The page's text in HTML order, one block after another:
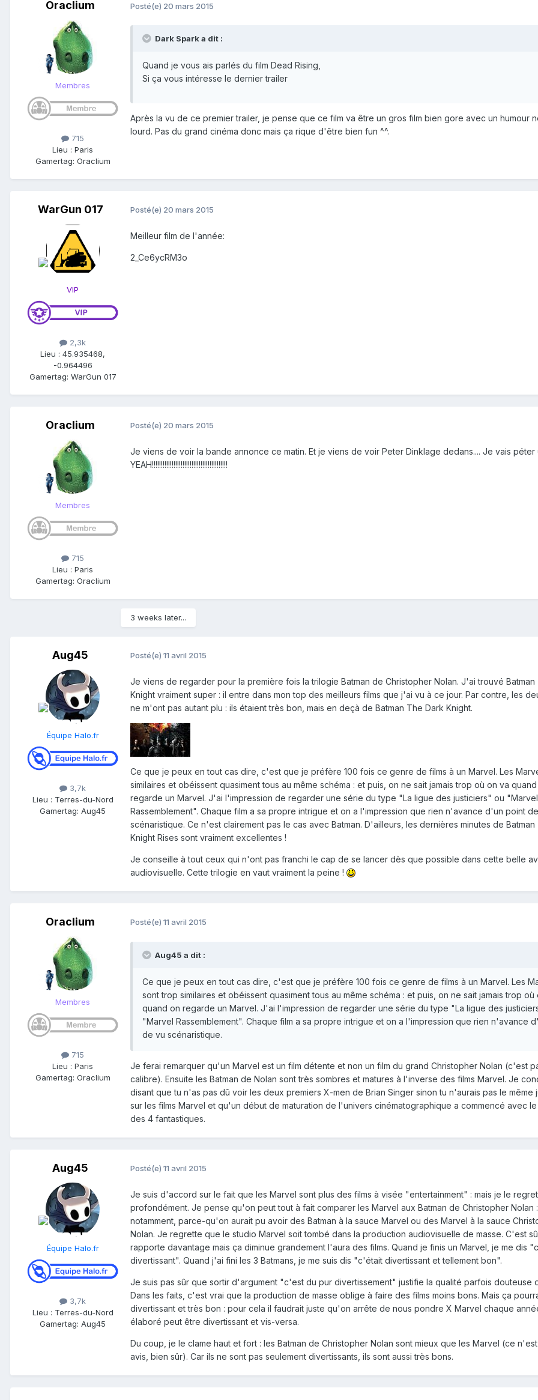
Oraclium
Membres
715
Lieu : Paris
Gamertag: Oraclium
Posté(e) 20 mars 2015
Dark Spark a dit :
Quand je vous ais parlés du film Dead Rising,
Si ça vous intéresse le dernier trailer
Après la vu de ce premier trailer, je pense que ce film va être un gros film bien gore avec un humour
lourd. Pas du grand cinéma donc mais ça rique d'être bien fun ^^.
WarGun 017
VIP
2,3k
Lieu : 45.935468,
-0.964496
Gamertag: WarGun 017
Posté(e) 20 mars 2015
Meilleur film de l'année:
2_Ce6ycRM3o
Oraclium
Membres
715
Lieu : Paris
Gamertag: Oraclium
Posté(e) 20 mars 2015
Je viens de voir la bande annonce ce matin. Et je viens de voir Peter Dinklage dedans.... Je vais péter
YEAH!!!!!!!!!!!!!!!!!!!!!!!!!!!!!!!!!!!!!!!!!!
3 weeks later...
Aug45
Équipe Halo.fr
3,7k
Lieu : Terres-du-Nord
Gamertag: Aug45
Posté(e) 11 avril 2015
Je viens de regarder pour la première fois la trilogie Batman de Christopher Nolan. J'ai trouvé Batman
Knight vraiment super : il entre dans mon top des meilleurs films que j'ai vu à ce jour. Par contre, les
ne m'ont pas autant plu : ils étaient très bon, mais en deçà de Batman The Dark Knight.
Ce que je peux en tout cas dire, c'est que je préfère 100 fois ce genre de films à un Marvel. Les
similaires et obéissent quasiment tous au même schéma : et puis, on ne sait jamais trop où on va
regarde un Marvel. J'ai l'impression de regarder une série du type "La ligue des justiciers" ou "Marvel
Rassemblement". Chaque film a sa propre intrigue et on a l'impression que rien n'avance d'un point
scénaristique. Ce n'est clairement pas le cas avec Batman. D'ailleurs, les dernières minutes de Batman
Knight Rises sont vraiment excellentes !
Je conseille à tout ceux qui n'ont pas franchi le cap de se lancer dès que possible dans cette belle
audiovisuelle. Cette trilogie en vaut vraiment la peine !
Oraclium
Membres
715
Lieu : Paris
Gamertag: Oraclium
Posté(e) 11 avril 2015
Aug45 a dit :
Ce que je peux en tout cas dire, c'est que je préfère 100 fois ce genre de films à un Marvel. Les
sont trop similaires et obéissent quasiment tous au même schéma : et puis, on ne sait jamais trop où
quand on regarde un Marvel. J'ai l'impression de regarder une série du type "La ligue des
"Marvel Rassemblement". Chaque film a sa propre intrigue et on a l'impression que rien n'avance
de vu scénaristique.
Je ferai remarquer qu'un Marvel est un film détente et non un film du grand Christopher Nolan (c'est
calibre). Ensuite les Batman de Nolan sont très sombres et matures à l'inverse des films Marvel. Je
disant que tu n'as pas dû voir les deux premiers X-men de Brian Singer sinon tu n'aurais pas le même
sur les films Marvel et qu'un début de maturation de l'univers cinématographique a commencé avec
des 4 fantastiques.
Aug45
Équipe Halo.fr
3,7k
Lieu : Terres-du-Nord
Gamertag: Aug45
Posté(e) 11 avril 2015
Je suis d'accord sur le fait que les Marvel sont plus des films à visée "entertainment" : mais je le
profondément. Je pense qu'on peut tout à fait comparer les Marvel aux Batman de Christopher Nolan :
notamment, parce-qu'on aurait pu avoir des Batman à la sauce Marvel ou des Marvel à la sauce
Nolan. Je regrette que le studio Marvel soit tombé dans la production audiovisuelle de masse. C'est
rapporte davantage mais ça diminue grandement l'aura des films. Quand je finis un Marvel, je me dis
divertissant". Quand j'ai fini les 3 Batmans, je me suis dis "c'était divertissant et tellement bon".
Je suis pas sûr que sortir d'argument "c'est du pur divertissement" justifie la qualité parfois douteuse
Dans les faits, c'est vrai que la production de masse oblige à faire des films moins bons. Mais ça
divertissant et très bon : pour cela il faudrait juste qu'on arrête de nous pondre X Marvel chaque
élaboré peut être divertissant et vis-versa.
Du coup, je le clame haut et fort : les Batman de Christopher Nolan sont mieux que les Marvel (ce
avis, bien sûr). Car ils ne sont pas seulement divertissants, ils sont aussi très bons.